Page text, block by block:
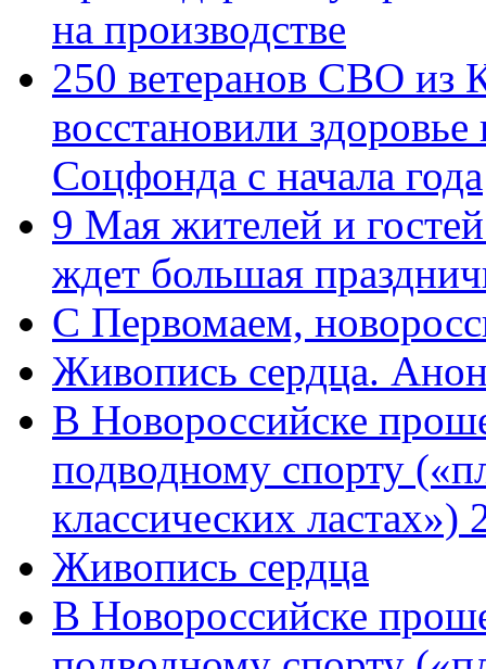
на производстве
250 ветеранов СВО из
восстановили
Соцфонда с начала года
9 Мая жителей и
ждет большая
C Первомаем,
Живопись сердца.
В Новороссийске
подводному спорту
классических
Живопись сердца
В Новороссийске